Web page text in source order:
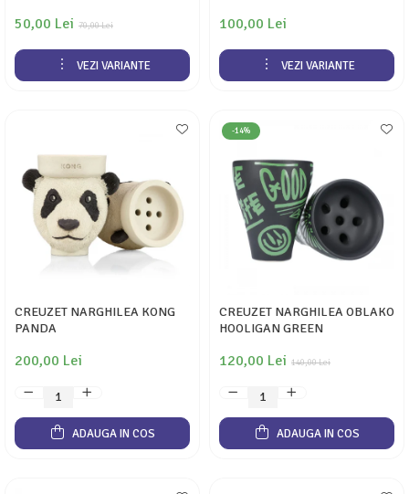
70,00 Lei
50,00 Lei
VEZI VARIANTE
100,00 Lei
VEZI VARIANTE
CREUZET NARGHILEA KONG
PANDA
200,00 Lei
ADAUGA IN COS
-14%
CREUZET NARGHILEA OBLAKO
HOOLIGAN GREEN
140,00 Lei
120,00 Lei
ADAUGA IN COS